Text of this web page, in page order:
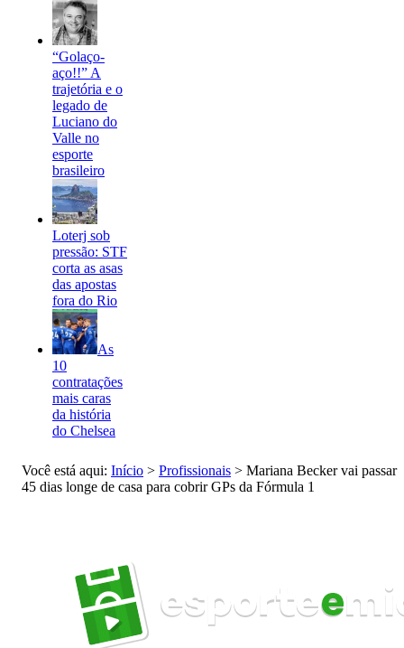
“Golaço-
aço!!” A
trajetória e o
legado de
Luciano do
Valle no
esporte
brasileiro
Loterj sob
pressão: STF
corta as asas
das apostas
fora do Rio
As
10
contratações
mais caras
da história
do Chelsea
Você está aqui: Início > Profissionais > Mariana Becker vai passar
45 dias longe de casa para cobrir GPs da Fórmula 1